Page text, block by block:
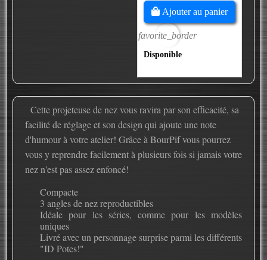
Ajouter au panier
favorite_border
Disponible
Cette projeteuse de nez vous ravira par son efficacité, sa
facilité de réglage et son design qui ajoute une note
d'humour à votre atelier! Grâce à BourPif vous pourrez
vous y reprendre facilement à plusieurs fois si jamais votre
nez n'est pas assez enfoncé!
Compacte
3 angles de nez reproductibles
Idéale pour les séries, comme pour les modèles
uniques
Livré avec un personnage surprise parmi les différents
"ID Potes!"